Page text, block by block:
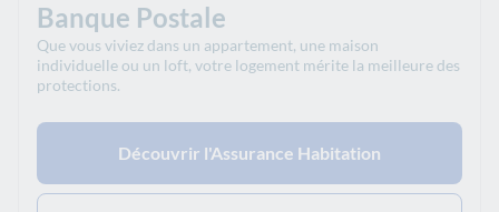
Banque Postale
Que vous viviez dans un appartement, une maison
individuelle ou un loft, votre logement mérite la meilleure des
protections.
Découvrir l'Assurance Habitation